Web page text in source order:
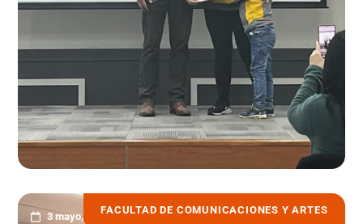
FACULTAD DE COMUNICACIONES Y ARTES
3 mayo, 2023